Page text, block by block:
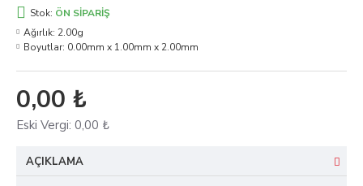
0,00 ₺
Eski Vergi: 0,00 ₺
Stok: ÖN SIPARIŞ
Ağırlık: 2.00g
Boyutlar: 0.00mm x 1.00mm x 2.00mm
AÇIKLAMA